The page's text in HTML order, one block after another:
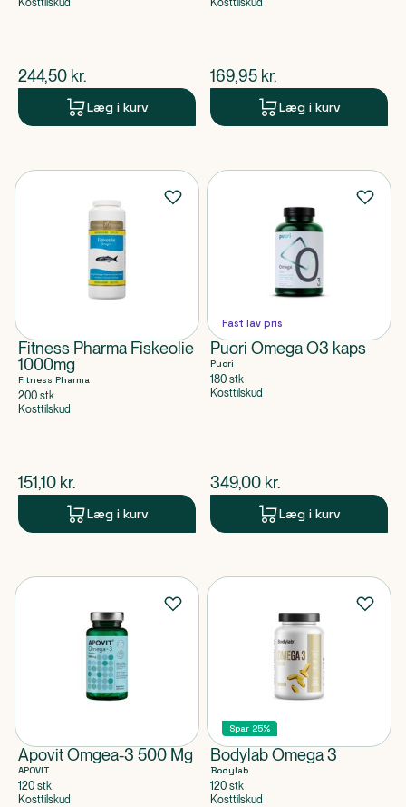
Kosttilskud
$nuværende pris
244,50 kr.
Læg i kurv
Kosttilskud
$nuværende pris
169,95 kr.
Læg i kurv
Fitness Pharma Fiskeolie
1000mg
Fitness Pharma
200 stk
Kosttilskud
$nuværende pris
151,10 kr.
Læg i kurv
Fast lav pris
Puori Omega O3 kaps
Puori
180 stk
Kosttilskud
$nuværende pris
349,00 kr.
Læg i kurv
Apovit Omgea-3 500 Mg
APOVIT
120 stk
Kosttilskud
Spar 25%
Bodylab Omega 3
Bodylab
120 stk
Kosttilskud